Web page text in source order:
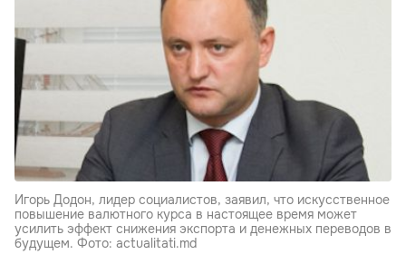
Игорь Додон, лидер социалистов, заявил, что искусственное
повышение валютного курса в настоящее время может
усилить эффект снижения экспорта и денежных переводов в
будущем. Фото: actualitati.md